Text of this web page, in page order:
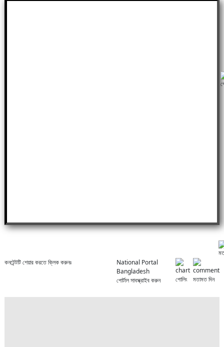
কনটেন্টটি শেয়ার করতে ক্লিক করুনঃ
National Portal
Bangladesh
পোর্টাল সাবস্ক্রাইব করুন
পোলিং মতামত দিন